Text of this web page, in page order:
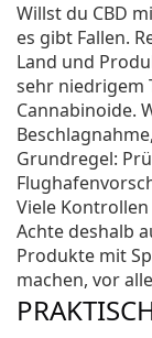
Willst du CBD
es gibt Fallen.
Land und
sehr niedrigem
Cannabinoide.
Grundregel:
Viele Kontrollen
Achte deshalb
Produkte mit
machen, vor